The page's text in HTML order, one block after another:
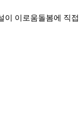
이로움돌봄에 직